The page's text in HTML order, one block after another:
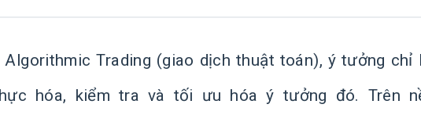
Trading (giao dịch thuật toán), ý tưởng chỉ
hóa, kiểm tra và tối ưu hóa ý tưởng đó. Trên